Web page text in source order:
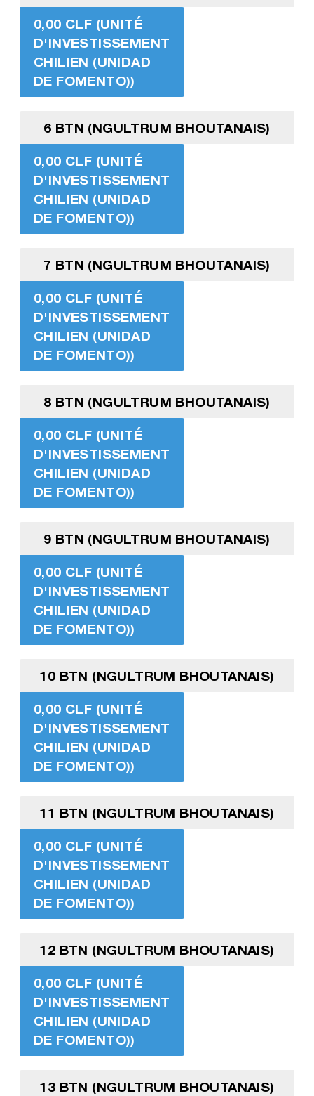
0,00 CLF (UNITÉ
D'INVESTISSEMENT
CHILIEN (UNIDAD
DE FOMENTO))
6 BTN (NGULTRUM BHOUTANAIS)
0,00 CLF (UNITÉ
D'INVESTISSEMENT
CHILIEN (UNIDAD
DE FOMENTO))
7 BTN (NGULTRUM BHOUTANAIS)
0,00 CLF (UNITÉ
D'INVESTISSEMENT
CHILIEN (UNIDAD
DE FOMENTO))
8 BTN (NGULTRUM BHOUTANAIS)
0,00 CLF (UNITÉ
D'INVESTISSEMENT
CHILIEN (UNIDAD
DE FOMENTO))
9 BTN (NGULTRUM BHOUTANAIS)
0,00 CLF (UNITÉ
D'INVESTISSEMENT
CHILIEN (UNIDAD
DE FOMENTO))
10 BTN (NGULTRUM BHOUTANAIS)
0,00 CLF (UNITÉ
D'INVESTISSEMENT
CHILIEN (UNIDAD
DE FOMENTO))
11 BTN (NGULTRUM BHOUTANAIS)
0,00 CLF (UNITÉ
D'INVESTISSEMENT
CHILIEN (UNIDAD
DE FOMENTO))
12 BTN (NGULTRUM BHOUTANAIS)
0,00 CLF (UNITÉ
D'INVESTISSEMENT
CHILIEN (UNIDAD
DE FOMENTO))
13 BTN (NGULTRUM BHOUTANAIS)